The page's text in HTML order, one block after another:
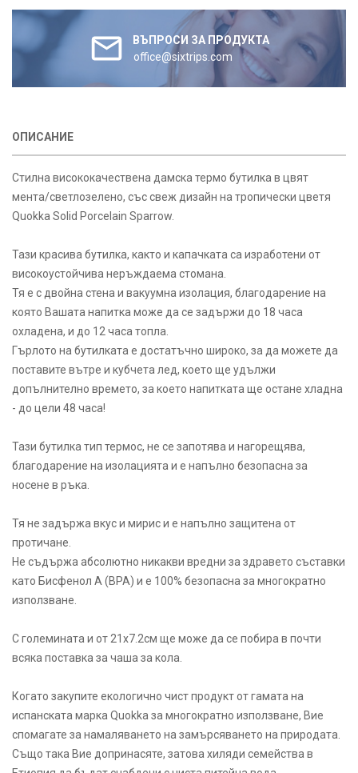
ВЪПРОСИ ЗА ПРОДУКТА
office@sixtrips.com
ОПИСАНИЕ
Стилна висококачествена дамска термо бутилка в цвят
мента/светлозелено, със свеж дизайн на тропически цветя
Quokka Solid Porcelain Sparrow.
Тази красива бутилка, както и капачката са изработени от
високоустойчива неръждаема стомана.
Тя е с двойна стена и вакуумна изолация, благодарение на
която Вашата напитка може да се задържи до 18 часа
охладена, и до 12 часа топла.
Гърлото на бутилката е достатъчно широко, за да можете да
поставите вътре и кубчета лед, което ще удължи
допълнително времето, за което напитката ще остане хладна
- до цели 48 часа!
Тази бутилка тип термос, не се запотява и нагорещява,
благодарение на изолацията и е напълно безопасна за
носене в ръка.
Тя не задържа вкус и мирис и е напълно защитена от
протичане.
Не съдържа абсолютно никакви вредни за здравето съставки
като Бисфенол А (BPA) и е 100% безопасна за многократно
използване.
С големината и от 21х7.2см ще може да се побира в почти
всяка поставка за чаша за кола.
Когато закупите екологично чист продукт от гамата на
испанската марка Quokka за многократно използване, Вие
спомагате за намаляването на замърсяването на природата.
Също така Вие допринасяте, затова хиляди семейства в